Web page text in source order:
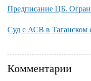
Предписание ЦБ.
Суд с АСВ в Таганском
Комментарии